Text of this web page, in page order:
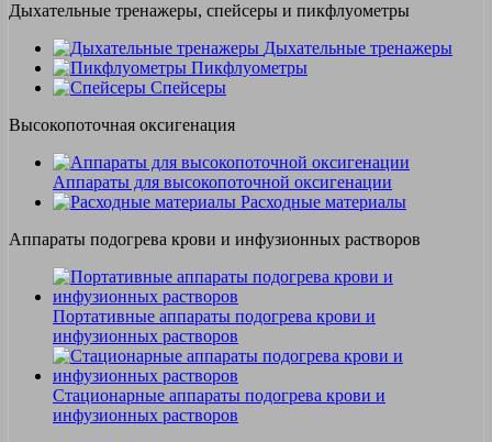
Дыхательные тренажеры, спейсеры и пикфлуометры
Дыхательные тренажеры
Пикфлуометры
Спейсеры
Высокопоточная оксигенация
Аппараты для высокопоточной оксигенации
Расходные материалы
Аппараты подогрева крови и инфузионных растворов
Портативные аппараты подогрева крови и
инфузионных растворов
Стационарные аппараты подогрева крови и
инфузионных растворов